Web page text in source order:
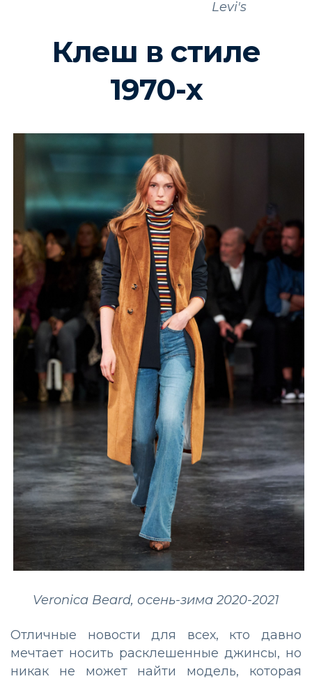
Levi's
Клеш в стиле
1970-х
Veronica Beard, осень-зима 2020-2021
Отличные новости для всех, кто давно
мечтает носить расклешенные джинсы, но
никак не может найти модель, которая